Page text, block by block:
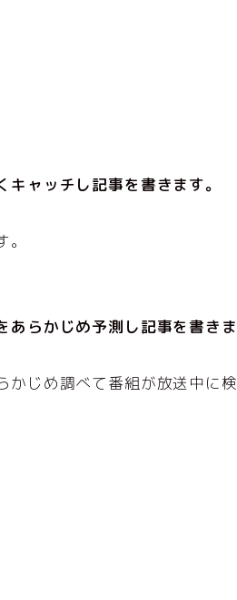
ャッチし記事を書きます。
らかじめ予測し記事を書きま
かじめ調べて番組が放送中に